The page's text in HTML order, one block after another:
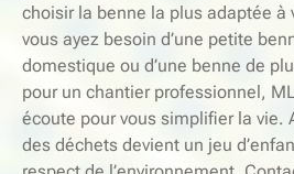
choisir la benne la plus adaptée à
vous ayez besoin d’une petite
domestique ou d’une benne de
pour un chantier professionnel,
écoute pour vous simplifier la vie.
des déchets devient un jeu